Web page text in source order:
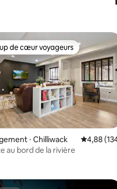
de cœur voyageurs les plus
de cœur voyageurs
⋅ Chilliwack
4,88
au bord de la rivière